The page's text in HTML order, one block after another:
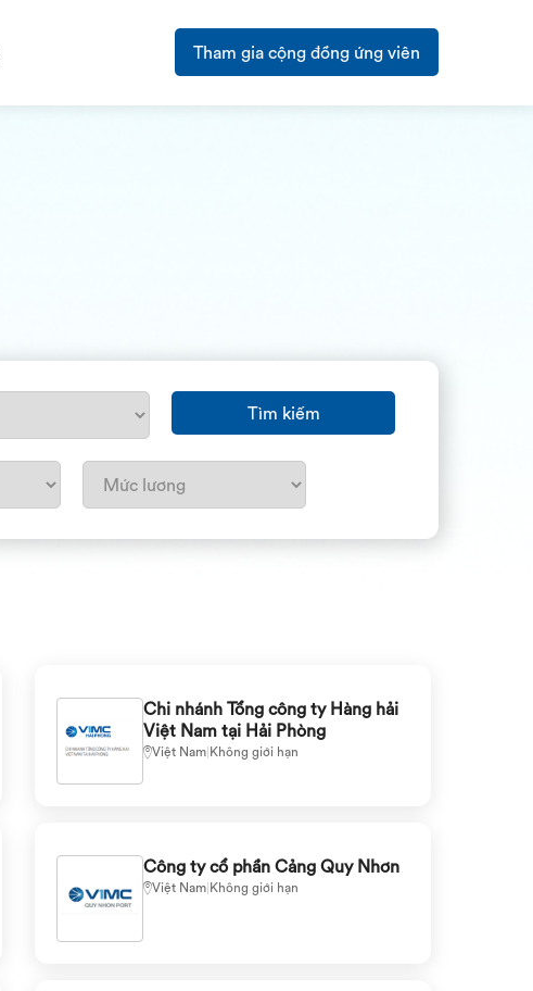
Tham gia cộng đồng ứng viên
Chi nhánh Tổng công ty Hàng hải
Việt Nam tại Hải Phòng
Việt Nam|Không giới hạn
Công ty cổ phần Cảng Quy Nhơn
Việt Nam|Không giới hạn